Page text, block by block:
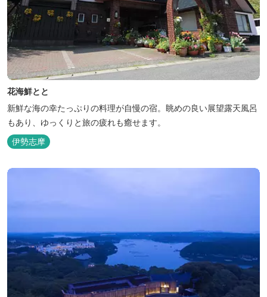
花海鮮とと
新鮮な海の幸たっぷりの料理が自慢の宿。眺めの良い展望露天風呂
もあり、ゆっくりと旅の疲れも癒せます。
伊勢志摩